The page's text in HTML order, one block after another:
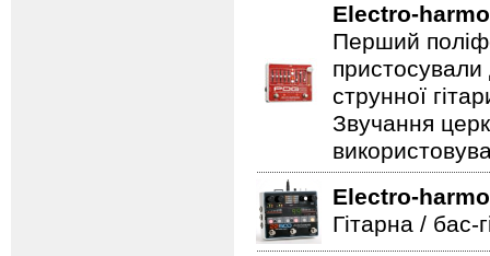
Electro-
Перший
пристосували
струнної
Звучання
Electro-
Гітарна / бас-